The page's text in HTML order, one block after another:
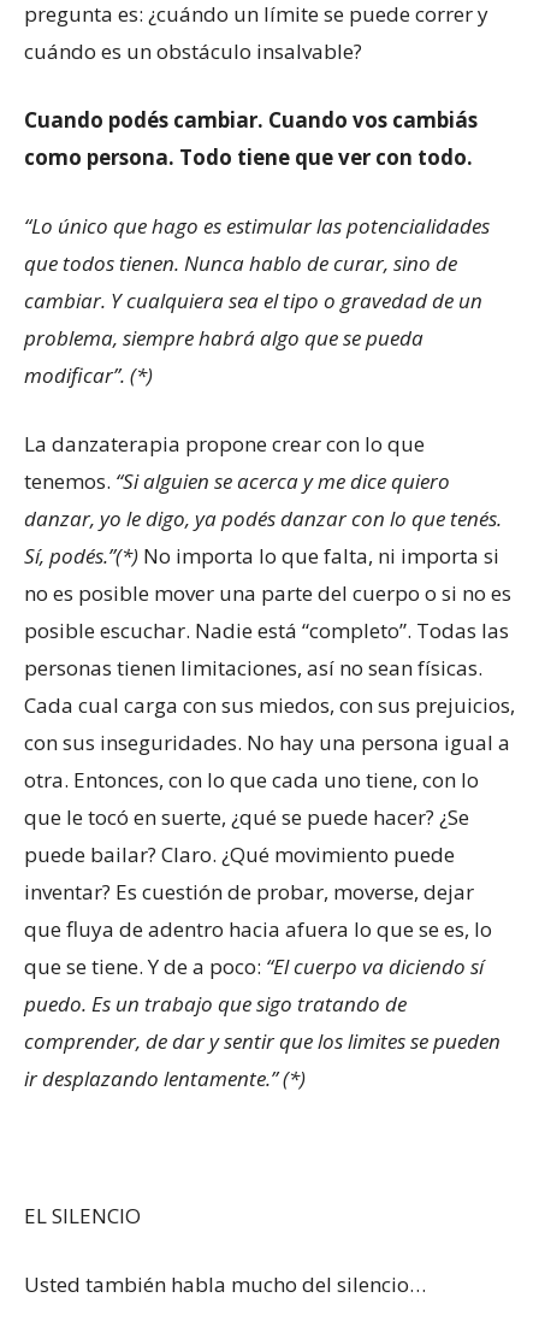
pregunta es: ¿cuándo un límite se puede correr y
cuándo es un obstáculo insalvable?
Cuando podés cambiar. Cuando vos cambiás
como persona. Todo tiene que ver con todo.
“Lo único que hago es estimular las potencialidades
que todos tienen. Nunca hablo de curar, sino de
cambiar. Y cualquiera sea el tipo o gravedad de un
problema, siempre habrá algo que se pueda
modificar”. (*)
La danzaterapia propone crear con lo que
tenemos. “Si alguien se acerca y me dice quiero
danzar, yo le digo, ya podés danzar con lo que tenés.
Sí, podés.”(*) No importa lo que falta, ni importa si
no es posible mover una parte del cuerpo o si no es
posible escuchar. Nadie está “completo”. Todas las
personas tienen limitaciones, así no sean físicas.
Cada cual carga con sus miedos, con sus prejuicios,
con sus inseguridades. No hay una persona igual a
otra. Entonces, con lo que cada uno tiene, con lo
que le tocó en suerte, ¿qué se puede hacer? ¿Se
puede bailar? Claro. ¿Qué movimiento puede
inventar? Es cuestión de probar, moverse, dejar
que fluya de adentro hacia afuera lo que se es, lo
que se tiene. Y de a poco: “El cuerpo va diciendo sí
puedo. Es un trabajo que sigo tratando de
comprender, de dar y sentir que los limites se pueden
ir desplazando lentamente.” (*)
EL SILENCIO
Usted también habla mucho del silencio…